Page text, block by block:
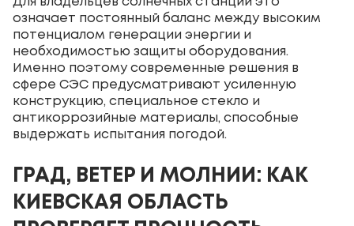
означает постоянный баланс между высоким
потенциалом генерации энергии и
необходимостью защиты оборудования.
Именно поэтому современные решения в
сфере СЭС предусматривают усиленную
конструкцию, специальное стекло и
антикоррозийные материалы, способные
выдержать испытания погодой.
ГРАД, ВЕТЕР И МОЛНИИ: КАК
КИЕВСКАЯ ОБЛАСТЬ